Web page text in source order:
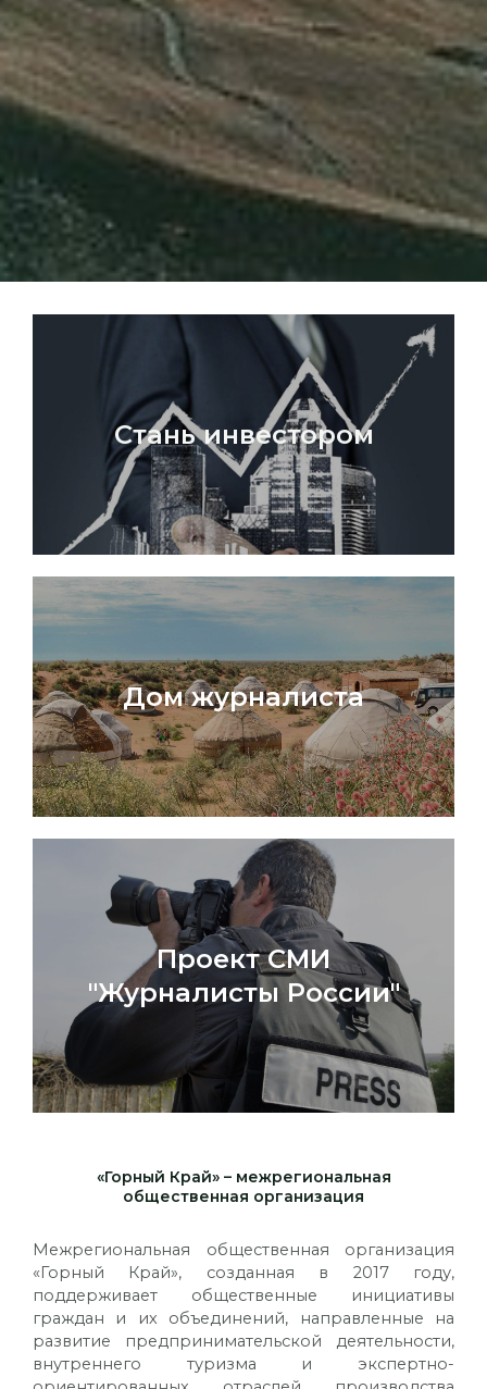
Стань инвестором
Дом журналиста
Проект СМИ
"Журналисты России"
«Горный Край» – межрегиональная
общественная организация
Межрегиональная общественная организация
«Горный Край», созданная в 2017 году,
поддерживает общественные инициативы
граждан и их объединений, направленные на
развитие предпринимательской деятельности,
внутреннего туризма и экспертно-